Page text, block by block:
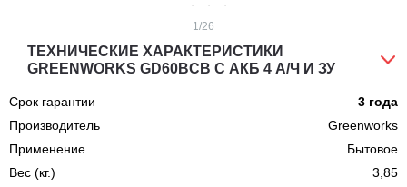
1 /26
ТЕХНИЧЕСКИЕ ХАРАКТЕРИСТИКИ
GREENWORKS GD60BCB С АКБ 4 А/Ч И ЗУ
Срок гарантии
3 года
Производитель
Greenworks
Применение
Бытовое
Вес (кг.)
3,85